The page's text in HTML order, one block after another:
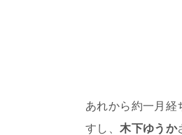
あれから約一月経
すし、木下ゆうか